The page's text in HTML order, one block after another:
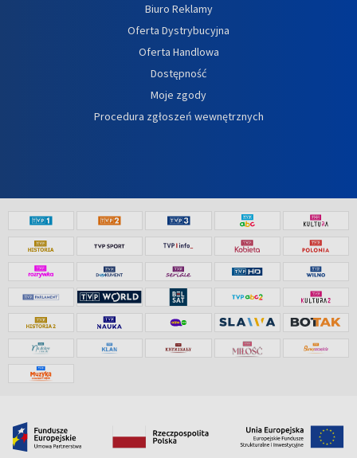
Biuro Reklamy
Oferta Dystrybucyjna
Oferta Handlowa
Dostępność
Moje zgody
Procedura zgłoszeń wewnętrznych